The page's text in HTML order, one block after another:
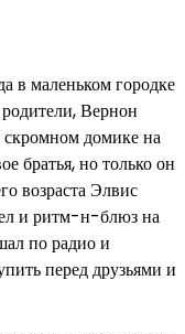
в маленьком городке
Вернон
домике на
братья, но только он
возраста Элвис
и ритм-н-блюз на
по радио и
перед друзьями и